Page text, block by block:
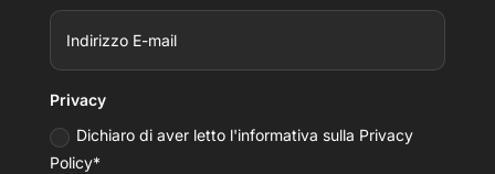
Privacy
Dichiaro di aver letto l'informativa sulla Privacy
Policy*